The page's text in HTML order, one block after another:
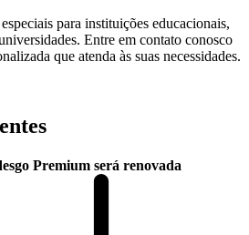
para instituições educacionais,
Entre em contato conosco
que atenda às suas necessidades.
Premium será renovada